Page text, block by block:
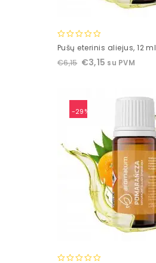
0
of
Pušų eterinis aliejus, 12 ml
€6,15 €3,15 su PVM
-29%